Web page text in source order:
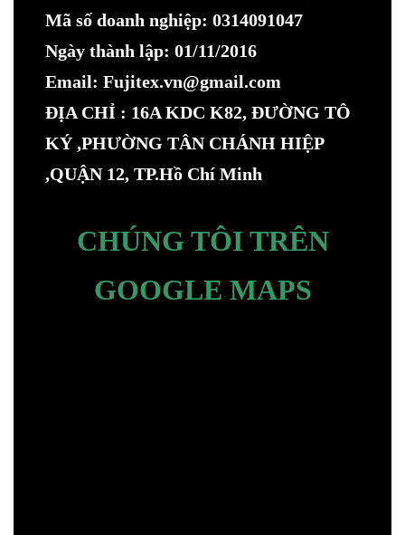
Mã số doanh nghiệp: 0314091047
Ngày thành lập: 01/11/2016
Email: Fujitex.vn@gmail.com
ĐỊA CHỈ : 16A KDC K82, ĐƯỜNG TÔ
KÝ ,PHƯỜNG TÂN CHÁNH HIỆP
,QUẬN 12, TP.Hồ Chí Minh
CHÚNG TÔI TRÊN
GOOGLE MAPS